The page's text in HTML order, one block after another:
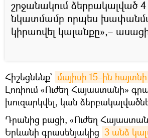
շրջանակում ձերբակալված
նկատմամբ որպես
կիրառվել կալանքը»,–
Հիշեցնենք` մայիսի 15–ին
Լոռիում «Ուժեղ Հայաստանի»
խուզարկվել, կան
Դրանից բացի, «Ուժեղ
Երևանի գրասենյակից 3 անձ